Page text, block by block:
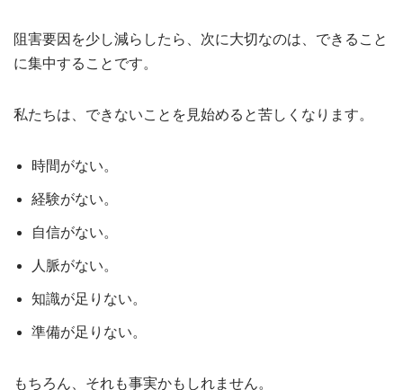
阻害要因を少し減らしたら、次に大切なのは、できること
に集中することです。
私たちは、できないことを見始めると苦しくなります。
時間がない。
経験がない。
自信がない。
人脈がない。
知識が足りない。
準備が足りない。
もちろん、それも事実かもしれません。